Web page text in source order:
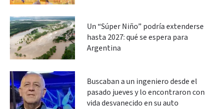
Un “Súper Niño” podría extenderse
hasta 2027: qué se espera para
Argentina
Buscaban a un ingeniero desde el
pasado jueves y lo encontraron con
vida desvanecido en su auto